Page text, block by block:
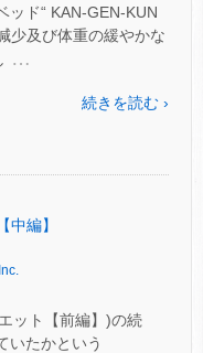
ッド“ KAN-GEN-KUN
少及び体重の緩やかな
…
続きを読む ›
中編】
ット【前編】)の続
いたかという